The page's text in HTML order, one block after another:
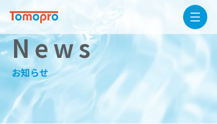
News
お知らせ